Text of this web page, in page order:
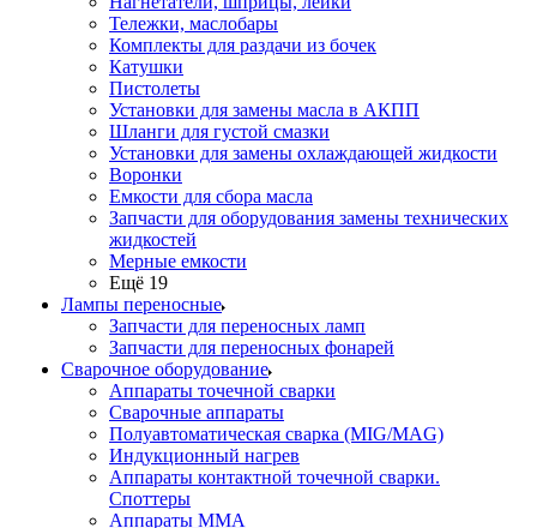
Тележки, маслобары
Комплекты для раздачи из бочек
Катушки
Пистолеты
Установки для замены масла в АКПП
Шланги для густой смазки
Установки для замены охлаждающей жидкости
Воронки
Емкости для сбора масла
Запчасти для оборудования замены технических
жидкостей
Мерные емкости
Ещё 19
Лампы переносные
Запчасти для переносных ламп
Запчасти для переносных фонарей
Сварочное оборудование
Аппараты точечной сварки
Сварочные аппараты
Полуавтоматическая сварка (MIG/MAG)
Индукционный нагрев
Аппараты контактной точечной сварки.
Споттеры
Аппараты MMA